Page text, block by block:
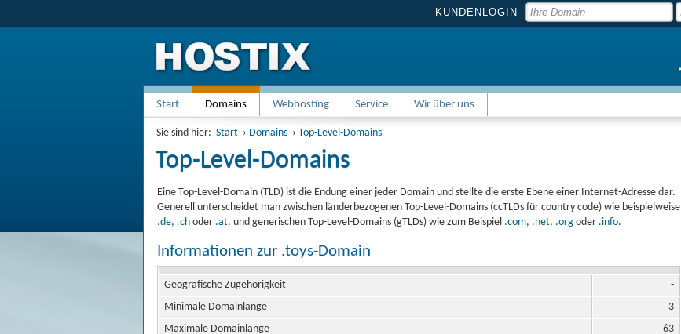
KUNDENLOGIN
Start Domains Webhosting Service Wir über uns
Sie sind hier: Start › Domains › Top-Level-Domains
Top-Level-Domains
Eine Top-Level-Domain (TLD) ist die Endung einer jeder Domain und stellte die erste Ebene einer Internet-Adresse dar.
Generell unterscheidet man zwischen länderbezogenen Top-Level-Domains (ccTLDs für country code) wie beispielweise
.de, .ch oder .at. und generischen Top-Level-Domains (gTLDs) wie zum Beispiel .com, .net, .org oder .info.
Informationen zur .toys-Domain
Geografische Zugehörigkeit
-
Minimale Domainlänge
3
Maximale Domainlänge
63